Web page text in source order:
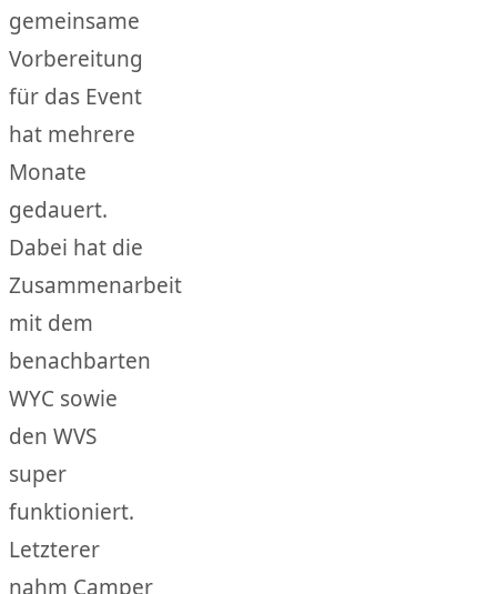
gemeinsame
Vorbereitung
für das Event
hat mehrere
Monate
gedauert.
Dabei hat die
Zusammenarbeit
mit dem
benachbarten
WYC sowie
den WVS
super
funktioniert.
Letzterer
nahm Camper